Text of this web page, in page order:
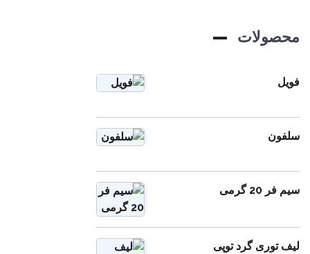
محصولات
فویل
سلفون
سیم فر 20 گرمی
لیف توری گرد توپی